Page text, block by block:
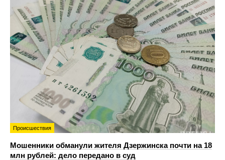
Происшествия
Мошенники обманули жителя Дзержинска почти на 18
млн рублей: дело передано в суд